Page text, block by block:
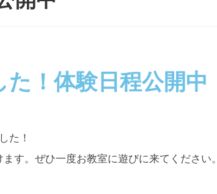
！体験日程公開中
た！
す。ぜひ一度お教室に遊びに来てください。